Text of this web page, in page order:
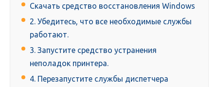
Скачать средство восстановления Windows
2. Убедитесь, что все необходимые службы
работают.
3. Запустите средство устранения
неполадок принтера.
4. Перезапустите службы диспетчера